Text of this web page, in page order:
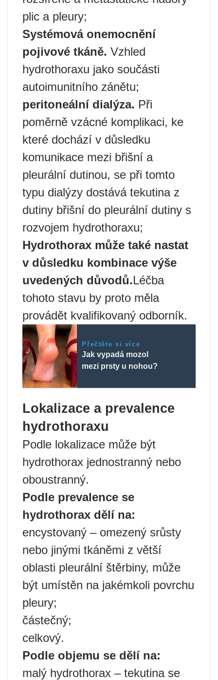
plic a pleury;
Systémová onemocnění
pojivové tkáně. Vzhled
hydrothoraxu jako součásti
autoimunitního zánětu;
peritoneální dialýza. Při
poměrně vzácné komplikaci, ke
které dochází v důsledku
komunikace mezi břišní a
pleurální dutinou, se při tomto
typu dialýzy dostává tekutina z
dutiny břišní do pleurální dutiny s
rozvojem hydrothoraxu;
Hydrothorax může také nastat
v důsledku kombinace výše
uvedených důvodů.Léčba
tohoto stavu by proto měla
provádět kvalifikovaný odborník.
Přečtěte si více
Jak vypadá mozol
mezi prsty u nohou?
Lokalizace a prevalence
hydrothoraxu
Podle lokalizace může být
hydrothorax jednostranný nebo
oboustranný.
Podle prevalence se
hydrothorax dělí na:
encystovaný – omezený srůsty
nebo jinými tkáněmi z větší
oblasti pleurální štěrbiny, může
být umístěn na jakémkoli povrchu
pleury;
částečný;
celkový.
Podle objemu se dělí na:
malý hydrothorax – tekutina se